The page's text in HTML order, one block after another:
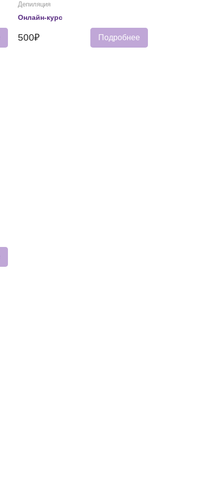
Депиляция
Онлайн-курс
500₽ Подробнее